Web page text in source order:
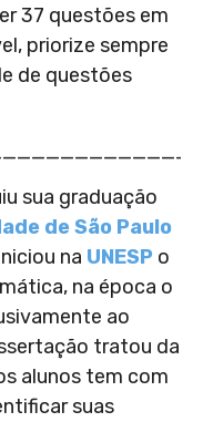
37 questões em
priorize sempre
de questões
sua graduação
de São Paulo
na UNESP o
na época o
ao
tratou da
alunos tem com
suas